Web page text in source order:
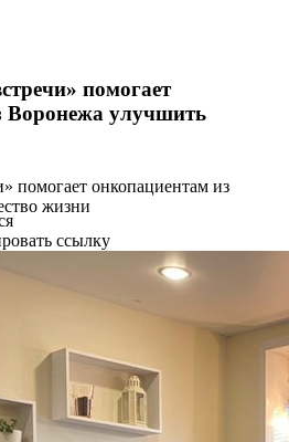
помогает
Воронежа улучшить
помогает онкопациентам из
жизни